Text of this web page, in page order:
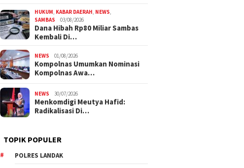
HUKUM KABAR DAERAH NEWS
SAMBAS
03/08/2026
Dana Hibah Rp80 Miliar Sambas
Kembali Di…
NEWS 01/08/2026
Kompolnas Umumkan Nominasi
Kompolnas Awa…
NEWS 30/07/2026
Menkomdigi Meutya Hafid:
Radikalisasi Di…
TOPIK POPULER
POLRES LANDAK